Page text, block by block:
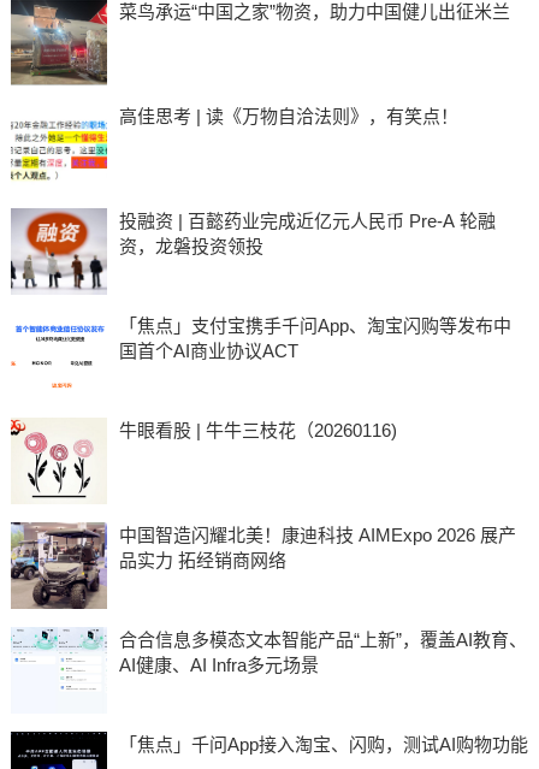
菜鸟承运“中国之家”物资，助力中国健儿出征米兰
高佳思考 | 读《万物自洽法则》，有笑点！
投融资 | 百懿药业完成近亿元人民币 Pre-A 轮融
资，龙磐投资领投
「焦点」支付宝携手千问App、淘宝闪购等发布中
国首个AI商业协议ACT
牛眼看股 | 牛牛三枝花（20260116)
中国智造闪耀北美！康迪科技 AIMExpo 2026 展产
品实力 拓经销商网络
合合信息多模态文本智能产品“上新”，覆盖AI教育、
AI健康、AI Infra多元场景
「焦点」千问App接入淘宝、闪购，测试AI购物功能